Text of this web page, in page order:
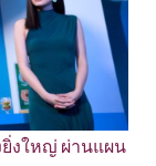
ยิ่งใหญ่ ผ่านแผน